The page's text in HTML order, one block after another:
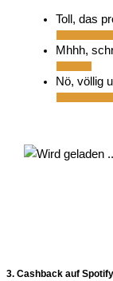
Toll, das
Mhhh,
Nö, völlig
3. Cashback auf